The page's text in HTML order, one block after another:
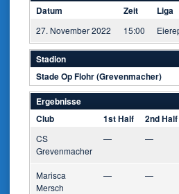
Datum
Zeit Liga
27. November 2022 15:00
Stadion
Stade Op Flohr (Grevenmacher)
Ergebnisse
Club
1st Half 2nd Half
CS
Grevenmacher
— —
Marisca
Mersch
— —